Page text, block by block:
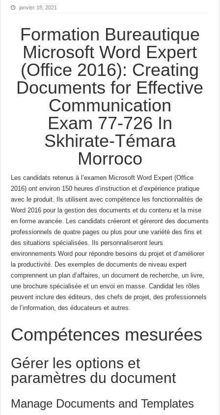
janvier 18, 2021
Formation Bureautique
Microsoft Word Expert
(Office 2016): Creating
Documents for Effective
Communication
Exam 77-726 In
Skhirate-Témara
Morroco
Les candidats retenus à l’examen Microsoft Word Expert (Office
2016) ont environ 150 heures d’instruction et d’expérience pratique
avec le produit.
Ils utilisent avec compétence les fonctionnalités de
Word 2016 pour la gestion des documents et du contenu et la mise
en forme avancée.
Les candidats créeront et géreront des documents
professionnels de quatre pages ou plus pour une variété des fins et
des situations spécialisées.
Ils personnaliseront leurs
environnements Word pour répondre besoins du projet et d’améliorer
la productivité.
Des exemples de documents de niveau expert
comprennent un plan d’affaires, un document de recherche, un livre,
une brochure spécialisée et un envoi en masse. Candidat les rôles
peuvent inclure des éditeurs, des chefs de projet, des professionnels
de l’information, des éducateurs et autres.
Compétences mesurées
Gérer les options et
paramètres du document
Manage Documents and Templates